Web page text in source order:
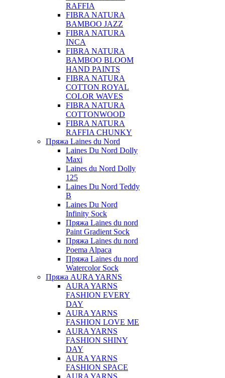
RAFFIA
FIBRA NATURA
BAMBOO JAZZ
FIBRA NATURA
INCA
FIBRA NATURA
BAMBOO BLOOM
HAND PAINTS
FIBRA NATURA
COTTON ROYAL
COLOR WAVES
FIBRA NATURA
COTTONWOOD
FIBRA NATURA
RAFFIA CHUNKY
Пряжа Laines du Nord
Laines Du Nord Dolly
Maxi
Laines du Nord Dolly
125
Laines Du Nord Teddy
B
Laines Du Nord
Infinity Sock
Пряжа Laines du nord
Paint Gradient Sock
Пряжа Laines du nord
Poema Alpaca
Пряжа Laines du nord
Watercolor Sock
Пряжа AURA YARNS
AURA YARNS
FASHION EVERY
DAY
AURA YARNS
FASHION LOVE ME
AURA YARNS
FASHION SHINY
DAY
AURA YARNS
FASHION SPACE
AURA YARNS